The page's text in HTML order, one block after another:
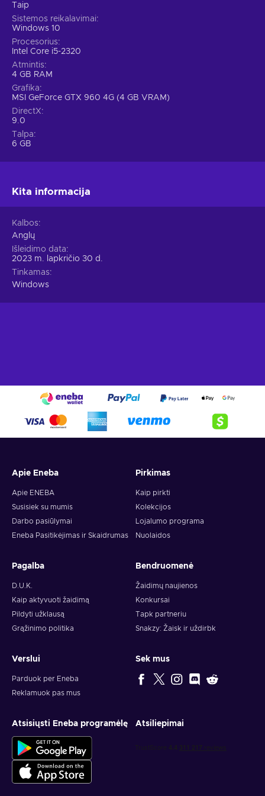
Taip
Sistemos reikalavimai
Windows 10
Procesorius
Intel Core i5-2320
Atmintis
4 GB RAM
Grafika
MSI GeForce GTX 960 4G (4 GB VRAM)
DirectX
9.0
Talpa
6 GB
Kita informacija
Kalbos
Anglų
Išleidimo data
2023 m. lapkričio 30 d.
Tinkamas
Windows
Apie Eneba
Apie ENEBA
Susisiek su mumis
Darbo pasiūlymai
Eneba Pasitikėjimas ir Skaidrumas
Pirkimas
Kaip pirkti
Kolekcijos
Lojalumo programa
Nuolaidos
Pagalba
D.U.K.
Kaip aktyvuoti žaidimą
Pildyti užklausą
Grąžinimo politika
Bendruomenė
Žaidimų naujienos
Konkursai
Tapk partneriu
Snakzy: Žaisk ir uždirbk
Verslui
Parduok per Eneba
Reklamuok pas mus
Sek mus
Atsisiųsti Eneba programėlę Atsiliepimai